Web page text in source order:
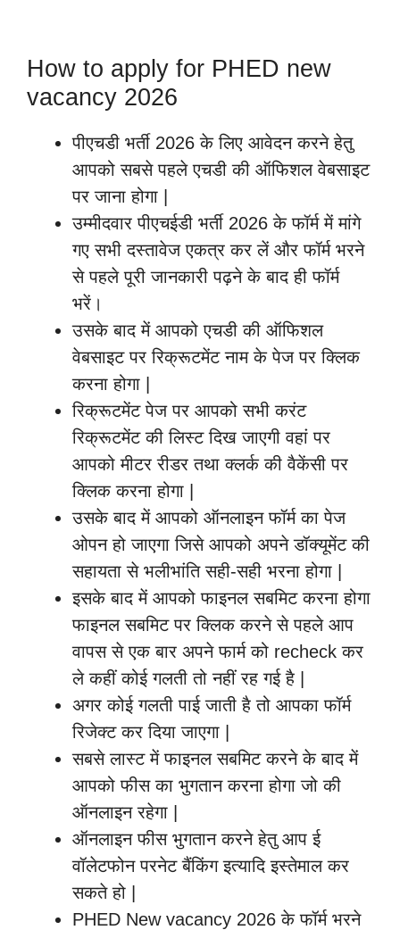
How to apply for PHED new
vacancy 2026
पीएचडी भर्ती 2026 के लिए आवेदन करने हेतु
आपको सबसे पहले एचडी की ऑफिशल वेबसाइट
पर जाना होगा |
उम्मीदवार पीएचईडी भर्ती 2026 के फॉर्म में मांगे
गए सभी दस्तावेज एकत्र कर लें और फॉर्म भरने
से पहले पूरी जानकारी पढ़ने के बाद ही फॉर्म
भरें।
उसके बाद में आपको एचडी की ऑफिशल
वेबसाइट पर रिक्रूटमेंट नाम के पेज पर क्लिक
करना होगा |
रिक्रूटमेंट पेज पर आपको सभी करंट
रिक्रूटमेंट की लिस्ट दिख जाएगी वहां पर
आपको मीटर रीडर तथा क्लर्क की वैकेंसी पर
क्लिक करना होगा |
उसके बाद में आपको ऑनलाइन फॉर्म का पेज
ओपन हो जाएगा जिसे आपको अपने डॉक्यूमेंट की
सहायता से भलीभांति सही-सही भरना होगा |
इसके बाद में आपको फाइनल सबमिट करना होगा
फाइनल सबमिट पर क्लिक करने से पहले आप
वापस से एक बार अपने फार्म को recheck कर
ले कहीं कोई गलती तो नहीं रह गई है |
अगर कोई गलती पाई जाती है तो आपका फॉर्म
रिजेक्ट कर दिया जाएगा |
सबसे लास्ट में फाइनल सबमिट करने के बाद में
आपको फीस का भुगतान करना होगा जो की
ऑनलाइन रहेगा |
ऑनलाइन फीस भुगतान करने हेतु आप ई
वॉलेटफोन परनेट बैंकिंग इत्यादि इस्तेमाल कर
सकते हो |
PHED New vacancy 2026 के फॉर्म भरने